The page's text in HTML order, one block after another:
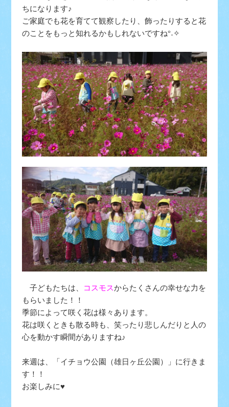
ちになります♪
ご家庭でも花を育てて観察したり、飾ったりすると花
のことをもっと知れるかもしれないですね°˖✧
子どもたちは、 コスモスからたくさんの幸せな力を
もらいました！！
季節によって咲く花は様々あります。
花は咲くときも散る時も、笑ったり悲しんだりと人の
心を動かす瞬間がありますね♪
来週は、「イチョウ公園（雄日ヶ丘公園）」に行きま
す！！
お楽しみに♥